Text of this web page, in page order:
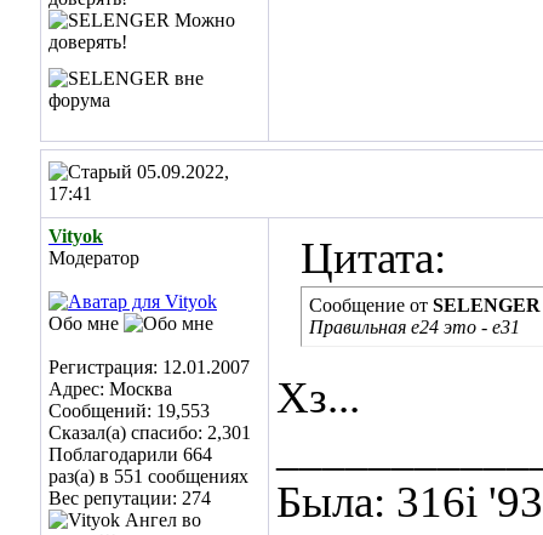
05.09.2022,
17:41
Vityok
Модератор
Обо мне
Регистрация: 12.01.2007
Адрес: Москва
Сообщений: 19,553
Сказал(а) спасибо: 2,301
Поблагодарили 664
раз(а) в 551 сообщениях
Вес репутации: 274
Цитата:
Сообщение от SELENGER
Правильная е24 это - е31
Хз...
Была: 316i